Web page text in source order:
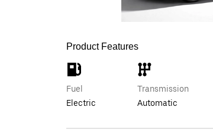
Product Features
Fuel
Electric
Transmission
Automatic